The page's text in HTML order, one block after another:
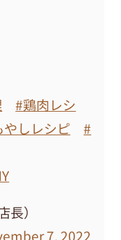
#鶏肉レシ
やしレシピ
#
）
7, 2022